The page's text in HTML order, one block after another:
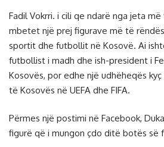
Fadil Vokrri. i cili qe ndarë nga jeta
mbetet një prej figurave më të
sportit dhe futbollit në Kosovë. Ai
futbollist i madh dhe ish-president i
Kosovës, por edhe një udhëheqës
të Kosovës në UEFA dhe FIFA.
Përmes një postimi në Facebook,
figurë që i mungon çdo ditë botës së